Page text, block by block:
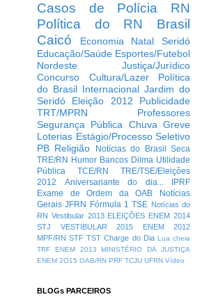
Casos de Polícia
RN
Política do RN
Brasil
Caicó
Economia Natal
Seridó
Educação/Saúde Esportes/Futebol
Nordeste
Justiça/Jurídico
Concurso
Cultura/Lazer
Política
do Brasil Internacional Jardim do
Seridó
Eleição 2012
Publicidade
TRT/MPRN
Professores
Segurança Pública Chuva Greve
Loterias Estágio/Processo Seletivo
PB Religião Notícias do Brasil
Seca
TRE/RN Humor Bancos Dilma Utilidade
Pública
TCE/RN
TRE/TSE/Eleições
2012
Aniversariante do dia...
IPRF
Exame de Ordem da OAB
Notícias
Gerais JFRN Fórmula 1 TSE Notícias do
RN Vestibular 2013 ELEIÇÕES ENEM 2014
STJ
VESTIBULAR 2015
ENEM 2012
MPF/RN STF TST Charge do Dia Lua cheia
TRF
ENEM 2013
MINISTÉRIO DA JUSTIÇA
ENEM 2O15 OAB/RN PRF TCJU UFRN Vídeo
BLOGs PARCEIROS